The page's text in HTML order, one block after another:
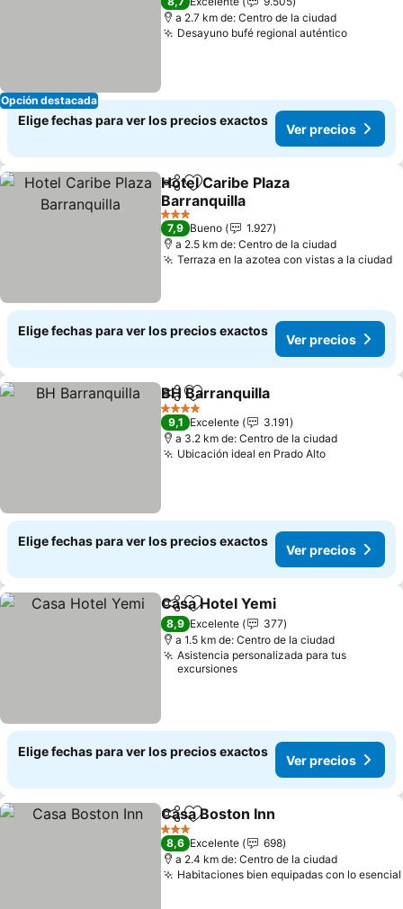
Opción destacada
a 2.7 km de: Centro de la ciudad
Desayuno bufé regional auténtico
Elige fechas para ver los precios exactos
Ver precios
CompartirAgregar a favoritos
Hotel Caribe Plaza
Barranquilla
3 Estrellas
7,9 Bueno
1.927
a 2.5 km de: Centro de la ciudad
Terraza en la azotea con vistas a la ciudad
Elige fechas para ver los precios exactos
Ver precios
CompartirAgregar a favoritos
BH Barranquilla
4 Estrellas
9,1 Excelente
3.191
a 3.2 km de: Centro de la ciudad
Ubicación ideal en Prado Alto
Elige fechas para ver los precios exactos
Ver precios
CompartirAgregar a favoritos
Casa Hotel Yemi
8,9 Excelente
377
a 1.5 km de: Centro de la ciudad
Asistencia personalizada para tus
excursiones
Elige fechas para ver los precios exactos
Ver precios
CompartirAgregar a favoritos
Casa Boston Inn
3 Estrellas
8,6 Excelente
698
a 2.4 km de: Centro de la ciudad
Habitaciones bien equipadas con lo esencial